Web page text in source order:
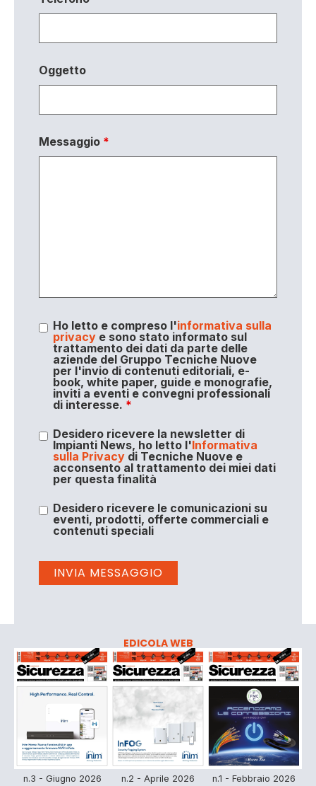
Oggetto
Messaggio *
Ho letto e compreso l'informativa sulla
privacye sono stato informato sul
trattamento dei dati da parte delle
aziende del Gruppo Tecniche Nuove
per l'invio di contenuti editoriali, e-
book, white paper, guide e monografie,
inviti a eventi e convegni professionali
di interesse. *
Desidero ricevere la newsletter di
Impianti News, ho letto l'Informativa
sulla Privacydi Tecniche Nuove e
acconsento al trattamento dei miei dati
per questa finalità
Desidero ricevere le comunicazioni su
eventi, prodotti, offerte commerciali e
contenuti speciali
EDICOLA WEB
n.3 - Giugno 2026 n.2 - Aprile 2026 n.1 - Febbraio 2026